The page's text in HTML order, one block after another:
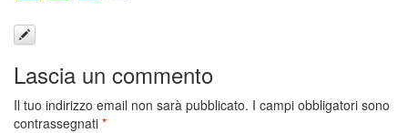
Lascia un commento
Il tuo indirizzo email non sarà pubblicato. I campi obbligatori sono
contrassegnati *